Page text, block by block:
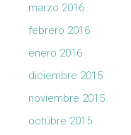
marzo 2016
febrero 2016
enero 2016
diciembre 2015
noviembre 2015
octubre 2015